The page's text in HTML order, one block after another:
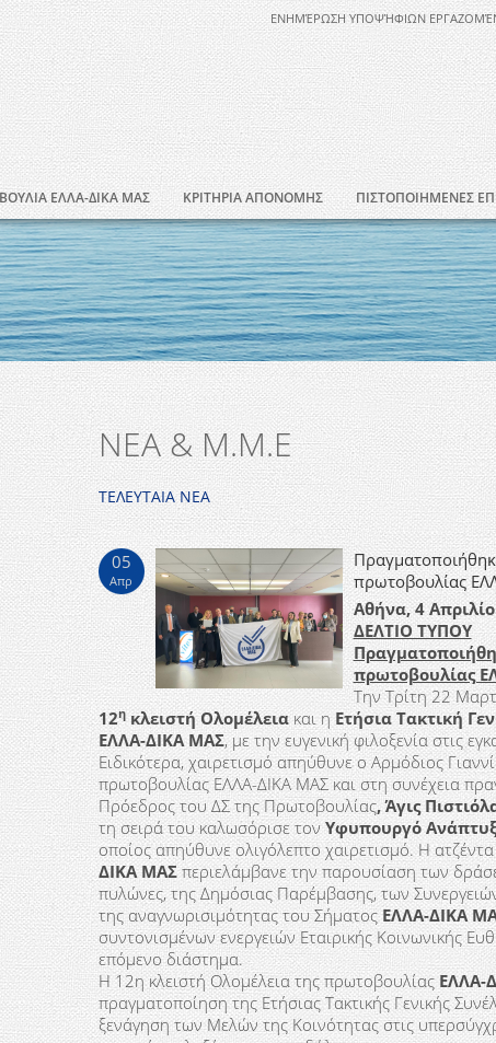
ΕΝΗΜΈΡΩΣΗ ΥΠΟΨΉΦΙΩΝ
ΕΛΛΑ-ΔΙΚΑ ΜΑΣ ΚΡΙΤΗΡΙΑ ΑΠΟΝΟΜΗΣ ΠΙΣΤΟΠΟΙΗΜΕΝΕΣ
ΝΕΑ & Μ.Μ.Ε
ΤΕΛΕΥΤΑΙΑ ΝΕΑ
05
Απρ
πρωτοβουλίας
Αθήνα, 4
ΔΕΛΤΙΟ ΤΥΠΟΥ
πρωτοβουλίας
Την Τρίτη 22
12ηκλειστή Ολομέλειακαι η Ετήσια Τακτική
ΕΛΛΑ-ΔΙΚΑ ΜΑΣ, με την ευγενική φιλοξενία στις
Ειδικότερα, χαιρετισμό απηύθυνε ο Αρμόδιος
πρωτοβουλίας ΕΛΛΑ-ΔΙΚΑ ΜΑΣ και στη συνέχεια
Πρόεδρος του ΔΣ της Πρωτοβουλίας, Άγις
τη σειρά του καλωσόρισε τονΥφυπουργό
οποίος απηύθυνε ολιγόλεπτο χαιρετισμό. Η
ΔΙΚΑ ΜΑΣπεριελάμβανε την παρουσίαση των
πυλώνες, της Δημόσιας Παρέμβασης, των
της αναγνωρισιμότητας του ΣήματοςΕΛΛΑ-ΔΙΚΑ
συντονισμένων ενεργειών Εταιρικής Κοινωνικής
επόμενο διάστημα.
Η 12η κλειστή Ολομέλεια της πρωτοβουλίας ΕΛΛΑ-
πραγματοποίηση της Ετήσιας Τακτικής Γενικής
ξενάγηση των Μελών της Κοινότητας στις